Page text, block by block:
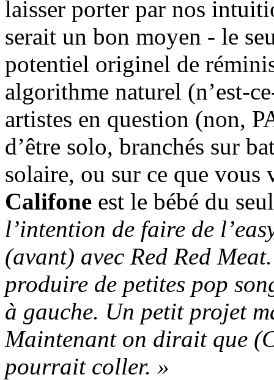
laisser porter par nos
serait un bon moyen - le
potentiel originel de
algorithme naturel (n’est-
artistes en question (non,
d’être solo, branchés sur
solaire, ou sur ce que vous
Califone est le bébé du
l’intention de faire de
(avant) avec Red Red
produire de petites pop
à gauche. Un petit projet
Maintenant on dirait que
pourrait coller. »